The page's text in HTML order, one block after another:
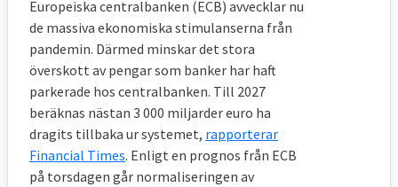
Europeiska centralbanken (ECB) avvecklar nu
de massiva ekonomiska stimulanserna från
pandemin. Därmed minskar det stora
överskott av pengar som banker har haft
parkerade hos centralbanken. Till 2027
beräknas nästan 3 000 miljarder euro ha
dragits tillbaka ur systemet, rapporterar
Financial Times. Enligt en prognos från ECB
på torsdagen går normaliseringen av